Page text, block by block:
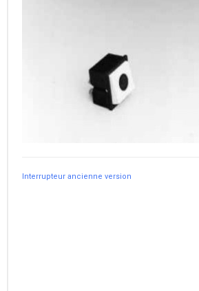
Interrupteur ancienne version